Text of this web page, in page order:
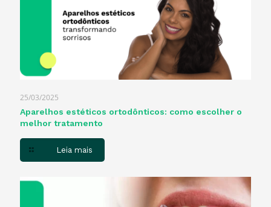
25/03/2025
Aparelhos estéticos ortodônticos: como escolher o
melhor tratamento
Leia mais